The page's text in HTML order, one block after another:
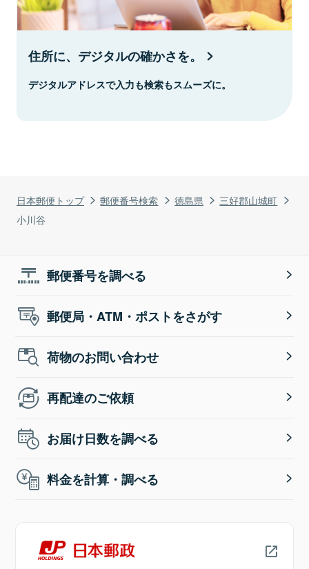
日本郵便トップ 郵便番号検索 徳島県
三好郡山城町
小川谷
住所に、デジタルの確かさを。
デジタルアドレスで入力も検索もスムーズに。
郵便番号を調べる
郵便局・ATM・ポストをさがす
荷物のお問い合わせ
再配達のご依頼
お届け日数を調べる
料金を計算・調べる